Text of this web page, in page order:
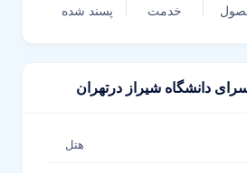
خدمت پسند شده
دانشگاه شیراز درتهران
هتل